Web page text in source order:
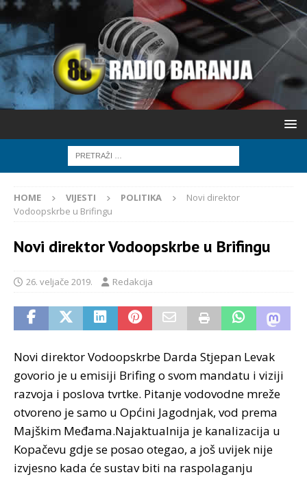
HOME VIJESTI POLITIKA
Novi direktor
Vodoopskrbe u Brifingu
Novi direktor Vodoopskrbe u Brifingu
26. veljače 2019. Redakcija
Novi direktor Vodoopskrbe Darda Stjepan Levak
govorio je u emisiji Brifing o svom mandatu i viziji
razvoja i poslova tvrtke. Pitanje vodovodne mreže
otvoreno je samo u Općini Jagodnjak, vod prema
Majškim Međama.Najaktualnija je kanalizacija u
Kopačevu gdje se posao otegao, a još uvijek nije
izvjesno kada će sustav biti na raspolaganju